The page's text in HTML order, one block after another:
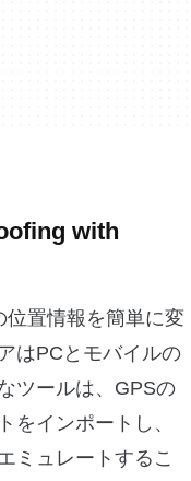
with
位置情報を簡単に変
はPCとモバイルの
ツールは、GPSの
をインポートし、
ミュレートするこ